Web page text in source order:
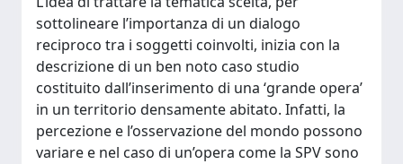
sottolineare l’importanza di un dialogo
reciproco tra i soggetti coinvolti, inizia con la
descrizione di un ben noto caso studio
costituito dall’inserimento di una ‘grande opera’
in un territorio densamente abitato. Infatti, la
percezione e l’osservazione del mondo possono
variare e nel caso di un’opera come la SPV sono